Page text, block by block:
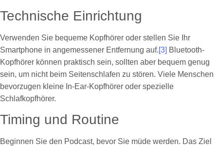
Technische Einrichtung
Verwenden Sie bequeme Kopfhörer oder stellen Sie Ihr
Smartphone in angemessener Entfernung auf.[3] Bluetooth-
Kopfhörer können praktisch sein, sollten aber bequem genug
sein, um nicht beim Seitenschlafen zu stören. Viele Menschen
bevorzugen kleine In-Ear-Kopfhörer oder spezielle
Schlafkopfhörer.
Timing und Routine
Beginnen Sie den Podcast, bevor Sie müde werden. Das Ziel